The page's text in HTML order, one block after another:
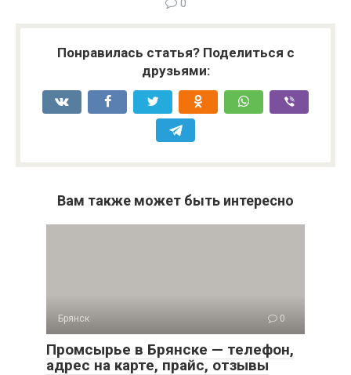
0
Понравилась статья? Поделиться с
друзьями:
Вам также может быть интересно
Брянск 0
Промсырье в Брянске — телефон,
адрес на карте, прайс, отзывы